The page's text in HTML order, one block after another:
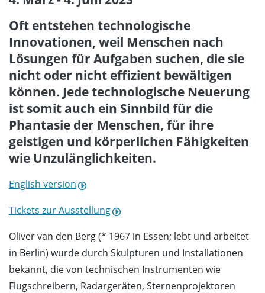
Oft entstehen technologische
Innovationen, weil Menschen nach
Lösungen für Aufgaben suchen, die sie
nicht oder nicht effizient bewältigen
können. Jede technologische Neuerung
ist somit auch ein Sinnbild für die
Phantasie der Menschen, für ihre
geistigen und körperlichen Fähigkeiten
wie Unzulänglichkeiten.
English version
Tickets zur Ausstellung
Oliver van den Berg (* 1967 in Essen; lebt und arbeitet
in Berlin) wurde durch Skulpturen und Installationen
bekannt, die von technischen Instrumenten wie
Flugschreibern, Radargeräten, Sternenprojektoren